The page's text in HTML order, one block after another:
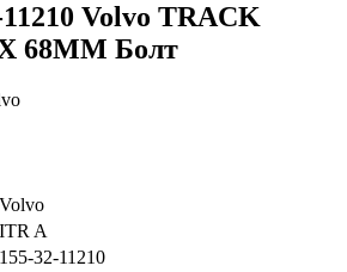
11210 Volvo TRACK
68MM Болт
Volvo
ITR A
155-32-11210